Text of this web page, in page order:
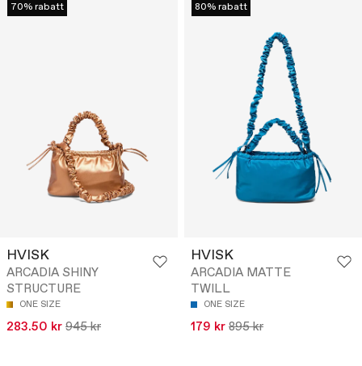
70% rabatt
HVISK
ARCADIA SHINY
STRUCTURE
ONE SIZE
283.50 kr 945 kr
80% rabatt
HVISK
ARCADIA MATTE
TWILL
ONE SIZE
179 kr 895 kr